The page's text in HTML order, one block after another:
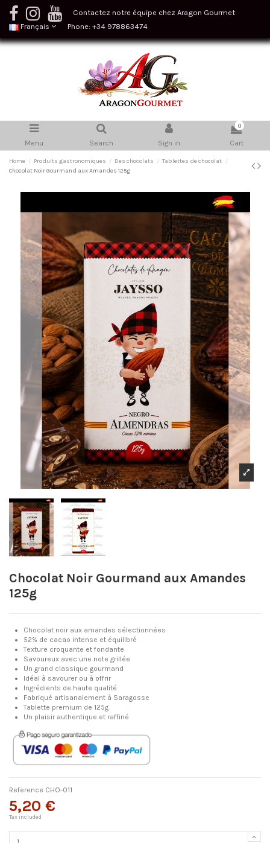
Contactez notre équipe chez Aragon Gourmet
Français
Phone: +34 978863474
Menu Search Sign in
0
Cart
Home Produits gastronomiques Des chocolats
Tablettes de chocolat
Chocolat Noir Gourmand aux Amandes 125g
Chocolat Noir Gourmand aux Amandes
125g
Chocolat noir aux amandes sélectionnées
52% de cacao intense et équilibré
Texture croquante et fondante
Savoureux avec une note grillée
Un grand classique gourmand
Idéal à savourer ou à offrir
Ingrédients de haute qualité
Fabriqué artisanalement à Saragosse
Tablette premium de 125g
Un plaisir authentique et raffiné
Reference CHO-011
5,20 €
Tax included